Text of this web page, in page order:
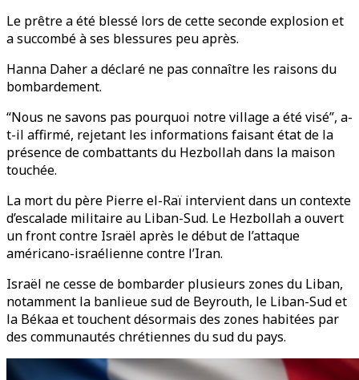
Le prêtre a été blessé lors de cette seconde explosion et
a succombé à ses blessures peu après.
Hanna Daher a déclaré ne pas connaître les raisons du
bombardement.
“Nous ne savons pas pourquoi notre village a été visé”, a-
t-il affirmé, rejetant les informations faisant état de la
présence de combattants du Hezbollah dans la maison
touchée.
La mort du père Pierre el-Raï intervient dans un contexte
d’escalade militaire au Liban-Sud. Le Hezbollah a ouvert
un front contre Israël après le début de l’attaque
américano-israélienne contre l’Iran.
Israël ne cesse de bombarder plusieurs zones du Liban,
notamment la banlieue sud de Beyrouth, le Liban-Sud et
la Békaa et touchent désormais des zones habitées par
des communautés chrétiennes du sud du pays.